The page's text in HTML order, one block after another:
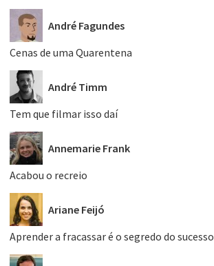
André Fagundes
Cenas de uma Quarentena
André Timm
Tem que filmar isso daí
Annemarie Frank
Acabou o recreio
Ariane Feijó
Aprender a fracassar é o segredo do sucesso